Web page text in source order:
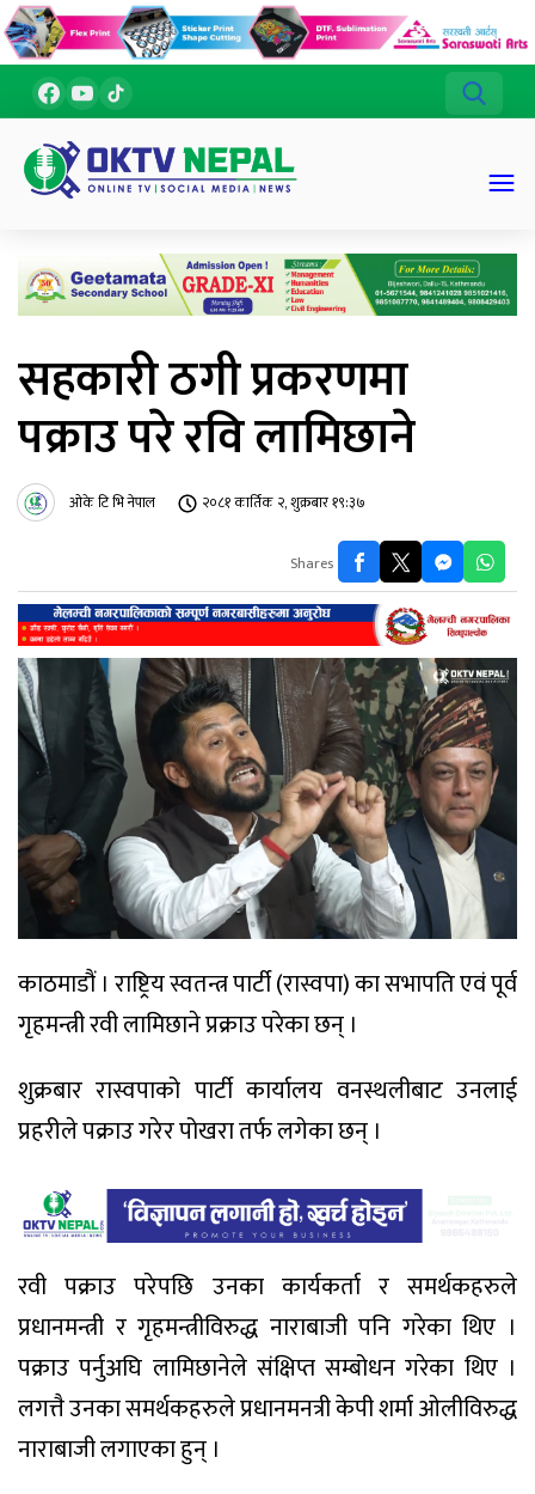
सहकारी ठगी प्रकरणमा
पक्राउ परे रवि लामिछाने
ओके टि भि नेपाल २०८१ कार्तिक २, शुक्रबार १९:३७
Shares
काठमाडौं । राष्ट्रिय स्वतन्त्र पार्टी (रास्वपा) का सभापति एवं पूर्व
गृहमन्त्री रवी लामिछाने प्रक्राउ परेका छन् ।
शुक्रबार रास्वपाको पार्टी कार्यालय वनस्थलीबाट उनलाई
प्रहरीले पक्राउ गरेर पोखरा तर्फ लगेका छन् ।
रवी पक्राउ परेपछि उनका कार्यकर्ता र समर्थकहरुले
प्रधानमन्त्री र गृहमन्त्रीविरुद्ध नाराबाजी पनि गरेका थिए ।
पक्राउ पर्नुअघि लामिछानेले संक्षिप्त सम्बोधन गरेका थिए ।
लगत्तै उनका समर्थकहरुले प्रधानमनत्री केपी शर्मा ओलीविरुद्ध
नाराबाजी लगाएका हुन् ।